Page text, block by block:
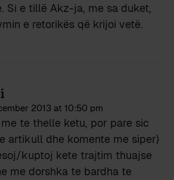
Si e tillë Akz-ja, me sa duket,
e retorikës që krijoi vetë.
2013 at 10:50 pm
te thelle ketu, por pare sic
artikull dhe komente me siper)
kuptoj kete trajtim thuajse
me dorshka te bardha te